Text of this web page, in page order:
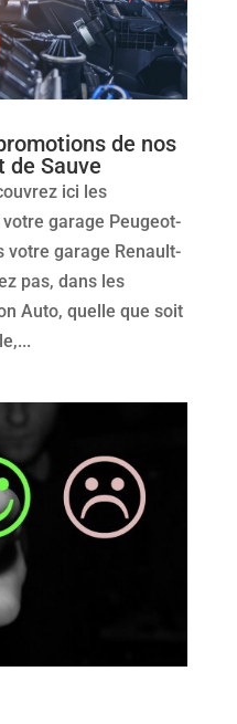
de nos
de Sauve
ici les
garage Peugeot-
votre garage Renault-
pas, dans les
Auto, quelle que soit